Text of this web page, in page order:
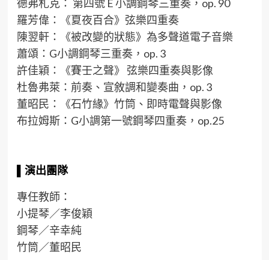
德弗札克： 第四號 E 小調鋼琴三重奏，op. 90
羅芳偉：《夏夜百合》弦樂四重奏
陳翌軒：《被改變的狀態》為多聲道電子音樂
蕭頌：G小調鋼琴三重奏，op. 3
許佳穎：《賽壬之聲》 弦樂四重奏與影像
杜魯弗萊：前奏、宣敘調和變奏曲，op. 3
董昭民：《石竹緣》竹筒、即時電聲與影像
布拉姆斯：G小調第一號鋼琴四重奏，op.25
演出團隊
專任教師：
小提琴／李俊穎
鋼琴／辛幸純
竹筒／董昭民